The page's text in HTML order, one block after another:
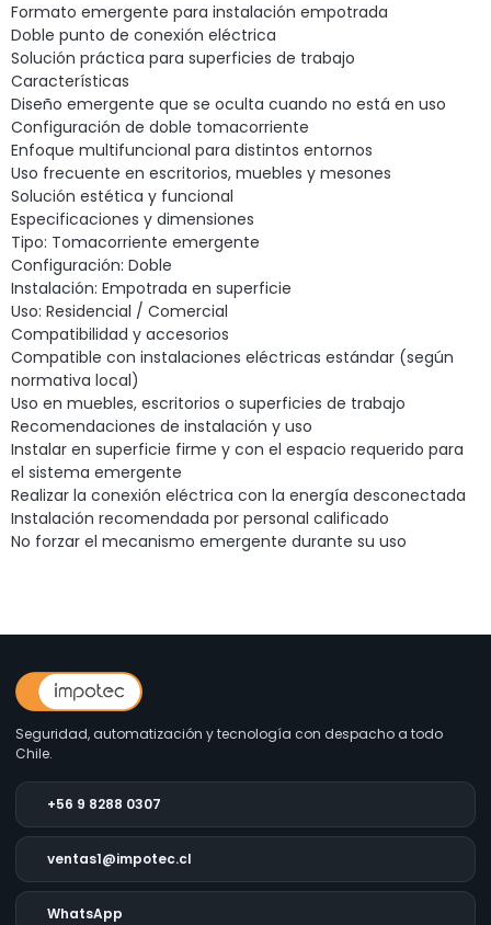
Formato emergente para instalación empotrada
Doble punto de conexión eléctrica
Solución práctica para superficies de trabajo
Características
Diseño emergente que se oculta cuando no está en uso
Configuración de doble tomacorriente
Enfoque multifuncional para distintos entornos
Uso frecuente en escritorios, muebles y mesones
Solución estética y funcional
Especificaciones y dimensiones
Tipo: Tomacorriente emergente
Configuración: Doble
Instalación: Empotrada en superficie
Uso: Residencial / Comercial
Compatibilidad y accesorios
Compatible con instalaciones eléctricas estándar (según
normativa local)
Uso en muebles, escritorios o superficies de trabajo
Recomendaciones de instalación y uso
Instalar en superficie firme y con el espacio requerido para
el sistema emergente
Realizar la conexión eléctrica con la energía desconectada
Instalación recomendada por personal calificado
No forzar el mecanismo emergente durante su uso
Seguridad, automatización y tecnología con despacho a todo
Chile.
+56 9 8288 0307
ventas1@impotec.cl
WhatsApp